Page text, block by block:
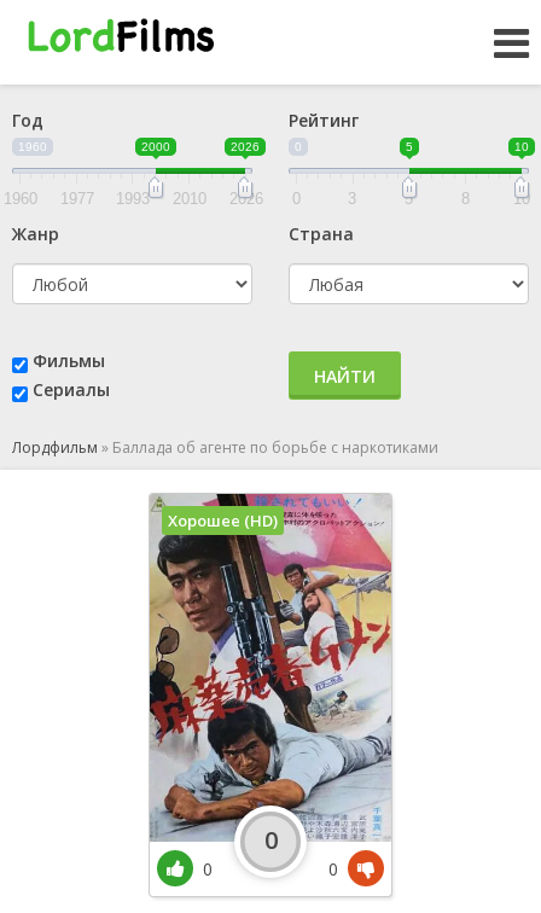
Год
1960 2000 2026
1960 1977 1993 2010 2026
Рейтинг
0 5 10
0 3 5 8 10
Жанр Страна
Фильмы
Сериалы
НАЙТИ
Лордфильм » Баллада об агенте по борьбе с наркотиками
Хорошее (HD)
0
0
0